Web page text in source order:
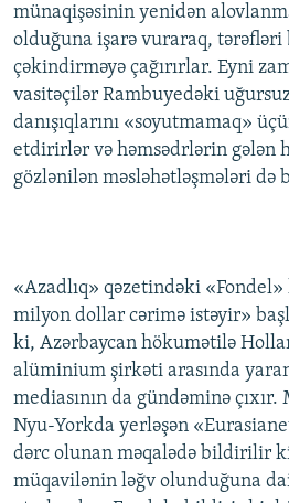
münaqişəsinin yenidən
olduğuna işarə vuraraq, tərəfləri
çəkindirməyə çağırırlar. Eyni
vasitəçilər Rambuyedəki
danışıqlarını «soyutmamaq»
etdirirlər və həmsədrlərin gələn
gözlənilən məsləhətləşmələri də
«Azadlıq» qəzetindəki
milyon dollar cərimə istəyir»
ki, Azərbaycan hökumətilə
alüminium şirkəti arasında
mediasının da gündəminə çıxır.
Nyu-Yorkda yerləşən
dərc olunan məqalədə bildirilir
müqavilənin ləğv olunduğuna